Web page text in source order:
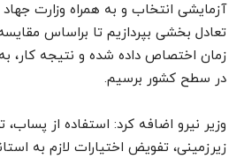
آزمایشی انتخاب و به همراه وزارت
تعادل بخشی بپردازیم تا براساس مقایسه
زمان اختصاص داده شده و نتیجه کار،
در سطح کشور برسیم.
وزیر نیرو اضافه کرد: استفاده از
زیرزمینی، تفویض اختیارات لازم به